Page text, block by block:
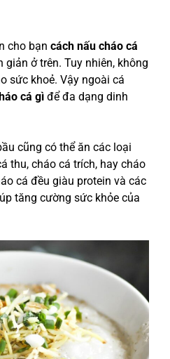
cho bạn cách nấu cháo cá
giản ở trên. Tuy nhiên, không
sức khoẻ. Vậy ngoài cá
cá gì để đa dạng dinh
cũng có thể ăn các loại
thu, cháo cá trích, hay cháo
cá đều giàu protein và các
tăng cường sức khỏe của